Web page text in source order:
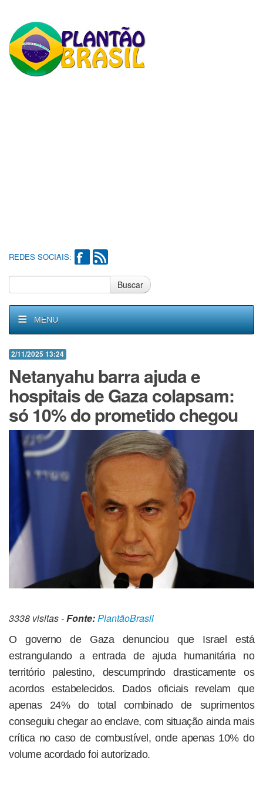
REDES SOCIAIS:
Buscar
MENU
2/11/2025 13:24
Netanyahu barra ajuda e
hospitais de Gaza colapsam:
só 10% do prometido chegou
3338 visitas -Fonte: PlantãoBrasil
O governo de Gaza denunciou que Israel está
estrangulando a entrada de ajuda humanitária no
território palestino, descumprindo drasticamente os
acordos estabelecidos. Dados oficiais revelam que
apenas 24% do total combinado de suprimentos
conseguiu chegar ao enclave, com situação ainda mais
crítica no caso de combustível, onde apenas 10% do
volume acordado foi autorizado.